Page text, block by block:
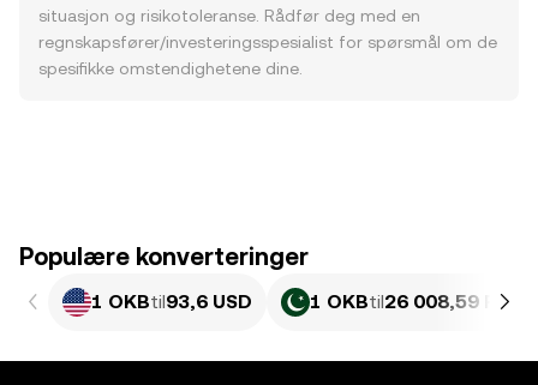
situasjon og risikotoleranse. Rådfør deg med en
regnskapsfører/investeringsspesialist for spørsmål om de
spesifikke omstendighetene dine.
Populære konverteringer
1 OKBtil93,6 USD 1 OKBtil26 008,59 PKR